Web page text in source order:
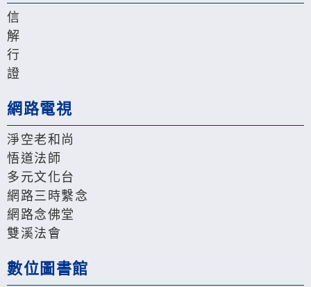
信
解
行
證
網路電視
淨空老和尚
悟道法師
多元文化台
網路三時繫念
網路念佛堂
雙溪法會
數位圖書館